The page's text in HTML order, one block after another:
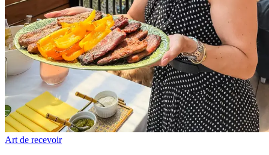
Art de recevoir